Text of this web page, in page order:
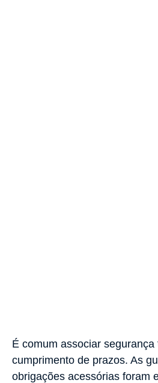
É comum associar segurança
cumprimento de prazos. As
obrigações acessórias foram